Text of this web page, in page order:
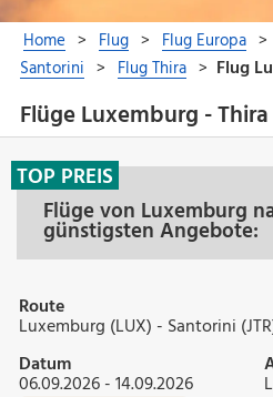
Flüge Luxemburg - Thira
Flüge von Luxemburg
günstigsten Angebote:
TOP PREIS
Route
Luxemburg (LUX) - Santorini
Datum
06.09.2026 - 14.09.2026